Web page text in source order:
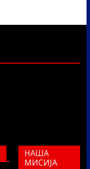
НАША
МИСИЈА